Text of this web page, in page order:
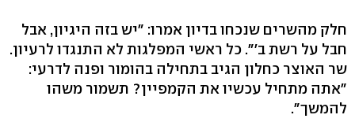
חלק מהשרים שנכחו בדיון אמרו: "יש בזה היגיון, אבל
חבל על רשת ב'". כל ראשי המפלגות לא התנגדו לרעיון.
שר האוצר כחלון הגיב בתחילה בהומור ופנה לדרעי:
"אתה מתחיל עכשיו את הקמפיין? תשמור משהו
להמשך".